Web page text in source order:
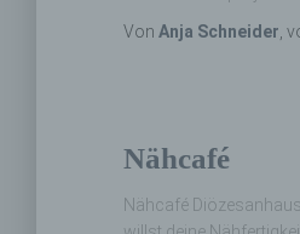
Von Anja Schneider ,
Nähcafé
Nähcafé